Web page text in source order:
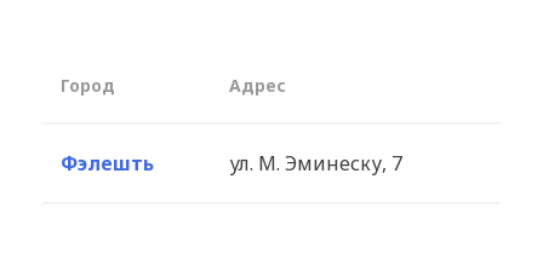
Город Aдрес
Фэлешть ул. М. Эминеску, 7